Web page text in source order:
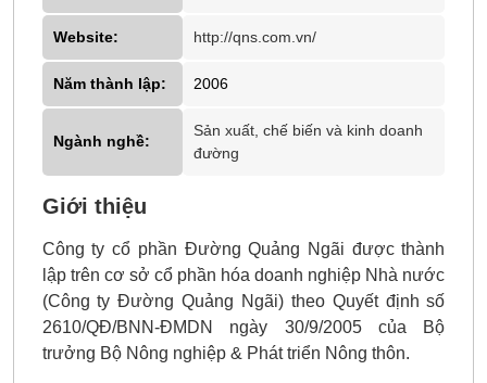
Website: http://qns.com.vn/
Năm thành lập: 2006
Ngành nghề:
Sản xuất, chế biến và kinh doanh
đường
Giới thiệu
Công ty cổ phần Đường Quảng Ngãi được thành
lập trên cơ sở cổ phần hóa doanh nghiệp Nhà nước
(Công ty Đường Quảng Ngãi) theo Quyết định số
2610/QĐ/BNN-ĐMDN ngày 30/9/2005 của Bộ
trưởng Bộ Nông nghiệp & Phát triển Nông thôn.